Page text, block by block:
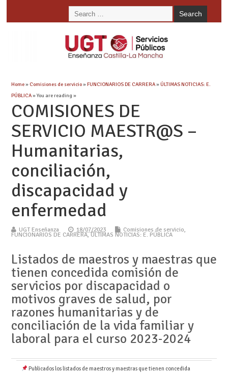
Home» Comisiones de servicio»FUNCIONARIOS DE CARRERA»ÚLTIMAS NOTICIAS: E.
PÚBLICA» You are reading »
COMISIONES DE
SERVICIO MAESTR@S –
Humanitarias,
conciliación,
discapacidad y
enfermedad
UGT Enseñanza 18/07/2023 Comisiones de servicio,
FUNCIONARIOS DE CARRERA,ÚLTIMAS NOTICIAS: E. PÚBLICA
Listados de maestros y maestras que
tienen concedida comisión de
servicios por discapacidad o
motivos graves de salud, por
razones humanitarias y de
conciliación de la vida familiar y
laboral para el curso 2023-2024
Publicados los listados de maestros y maestras que tienen concedida